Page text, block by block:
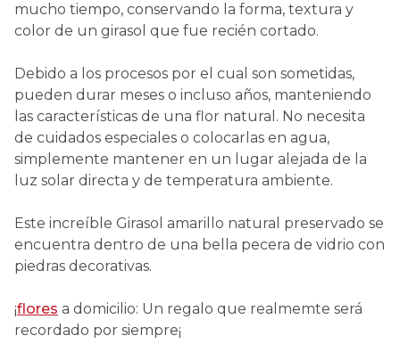
mucho tiempo, conservando la forma, textura y
color de un girasol que fue recién cortado.
Debido a los procesos por el cual son sometidas,
pueden durar meses o incluso años, manteniendo
las características de una flor natural. No necesita
de cuidados especiales o colocarlas en agua,
simplemente mantener en un lugar alejada de la
luz solar directa y de temperatura ambiente.
Este increíble Girasol amarillo natural preservado se
encuentra dentro de una bella pecera de vidrio con
piedras decorativas.
¡flores a domicilio: Un regalo que realmemte será
recordado por siempre¡